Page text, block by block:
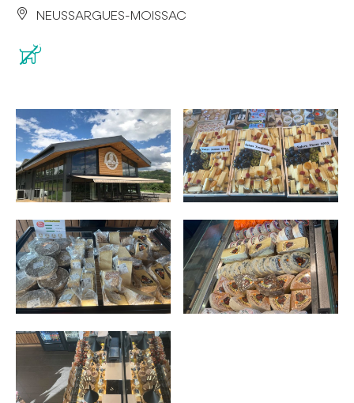
INCONTOURNABLES
PLEINE NATURE
VISITES ET SAVOIR-FAIRE
AGENDA
NEUSSARGUES-MOISSAC